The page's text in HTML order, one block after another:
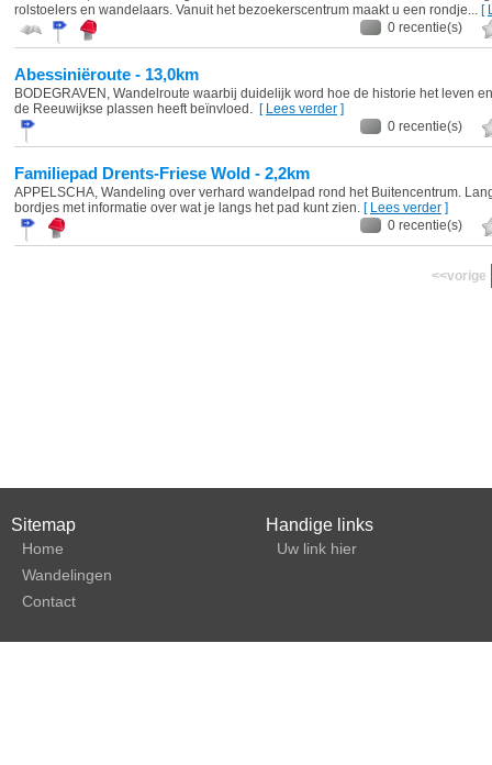
rolstoelers en wandelaars. Vanuit het bezoekerscentrum maakt u een rondje... [
0 recentie(s)
Abessiniëroute - 13,0km
BODEGRAVEN, Wandelroute waarbij duidelijk word hoe de historie het leven
de Reeuwijkse plassen heeft beïnvloed. [ Lees verder ]
0 recentie(s)
Familiepad Drents-Friese Wold - 2,2km
APPELSCHA, Wandeling over verhard wandelpad rond het Buitencentrum.
bordjes met informatie over wat je langs het pad kunt zien. [ Lees verder ]
0 recentie(s)
<<vorige
Sitemap
Home
Wandelingen
Contact
Handige links
Uw link hier